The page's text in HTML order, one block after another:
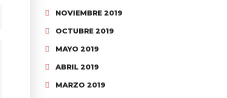
NOVIEMBRE 2019
OCTUBRE 2019
MAYO 2019
ABRIL 2019
MARZO 2019